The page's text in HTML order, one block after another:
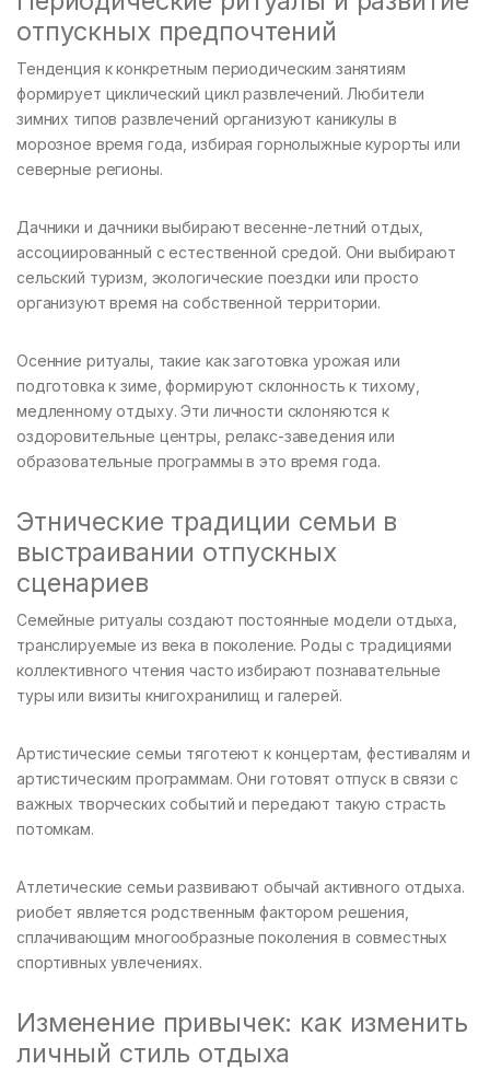
отпускных предпочтений
Тенденция к конкретным периодическим занятиям
формирует циклический цикл развлечений. Любители
зимних типов развлечений организуют каникулы в
морозное время года, избирая горнолыжные курорты или
северные регионы.
Дачники и дачники выбирают весенне-летний отдых,
ассоциированный с естественной средой. Они выбирают
сельский туризм, экологические поездки или просто
организуют время на собственной территории.
Осенние ритуалы, такие как заготовка урожая или
подготовка к зиме, формируют склонность к тихому,
медленному отдыху. Эти личности склоняются к
оздоровительные центры, релакс-заведения или
образовательные программы в это время года.
Этнические традиции семьи в
выстраивании отпускных
сценариев
Семейные ритуалы создают постоянные модели отдыха,
транслируемые из века в поколение. Роды с традициями
коллективного чтения часто избирают познавательные
туры или визиты книгохранилищ и галерей.
Артистические семьи тяготеют к концертам, фестивалям и
артистическим программам. Они готовят отпуск в связи с
важных творческих событий и передают такую страсть
потомкам.
Атлетические семьи развивают обычай активного отдыха.
риобет является родственным фактором решения,
сплачивающим многообразные поколения в совместных
спортивных увлечениях.
Изменение привычек: как изменить
личный стиль отдыха